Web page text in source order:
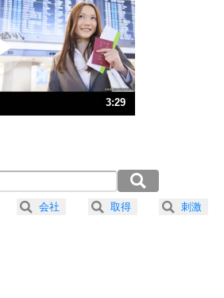
ス思考
ティブになれない原因は、行動しないから。
ティブ思考になる30の方法
トレス対策
、なんとかなるもの。
に生きる30の方法
大きい人は、怒りを優しさで表現する。
ラス思考
3:29
1分44秒）
1分23秒）
1分9秒）
会社 取得 刺激